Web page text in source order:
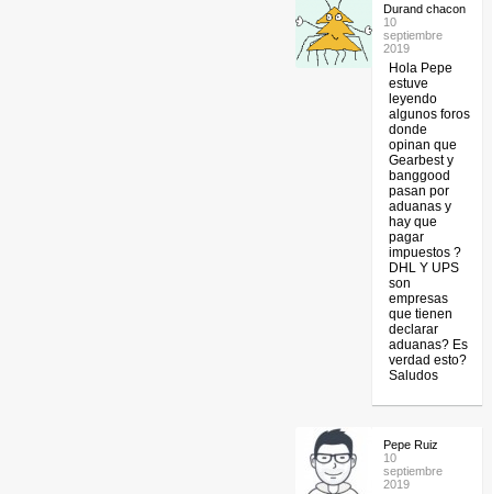
Durand chacon
10
septiembre
2019
Hola Pepe
estuve
leyendo
algunos foros
donde
opinan que
Gearbest y
banggood
pasan por
aduanas y
hay que
pagar
impuestos ?
DHL Y UPS
son
empresas
que tienen
declarar
aduanas? Es
verdad esto?
Saludos
Pepe Ruiz
10
septiembre
2019